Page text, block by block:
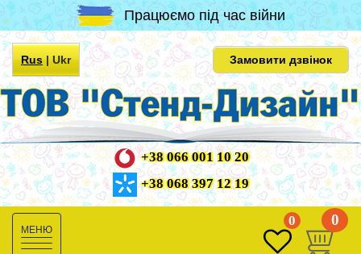
Працюємо під час війни
Rus|Ukr Замовити дзвінок
+38 066 001 10 20
+38 068 397 12 19
Toggle
0 0